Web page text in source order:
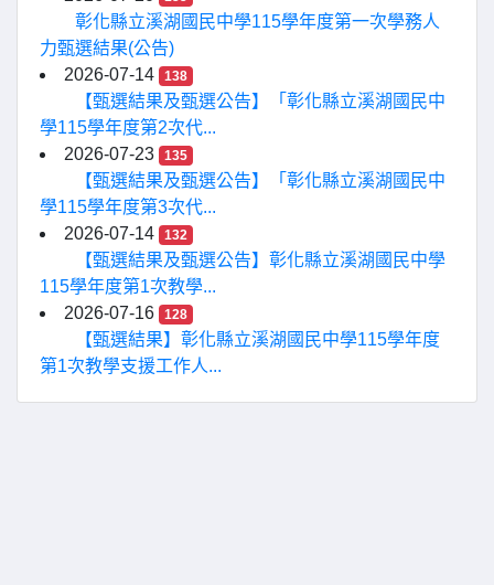
彰化縣立溪湖國民中學115學年度第一次學務人
力甄選結果(公告)
2026-07-14
138
【甄選結果及甄選公告】「彰化縣立溪湖國民中
學115學年度第2次代...
2026-07-23
135
【甄選結果及甄選公告】「彰化縣立溪湖國民中
學115學年度第3次代...
2026-07-14
132
【甄選結果及甄選公告】彰化縣立溪湖國民中學
115學年度第1次教學...
2026-07-16
128
【甄選結果】彰化縣立溪湖國民中學115學年度
第1次教學支援工作人...